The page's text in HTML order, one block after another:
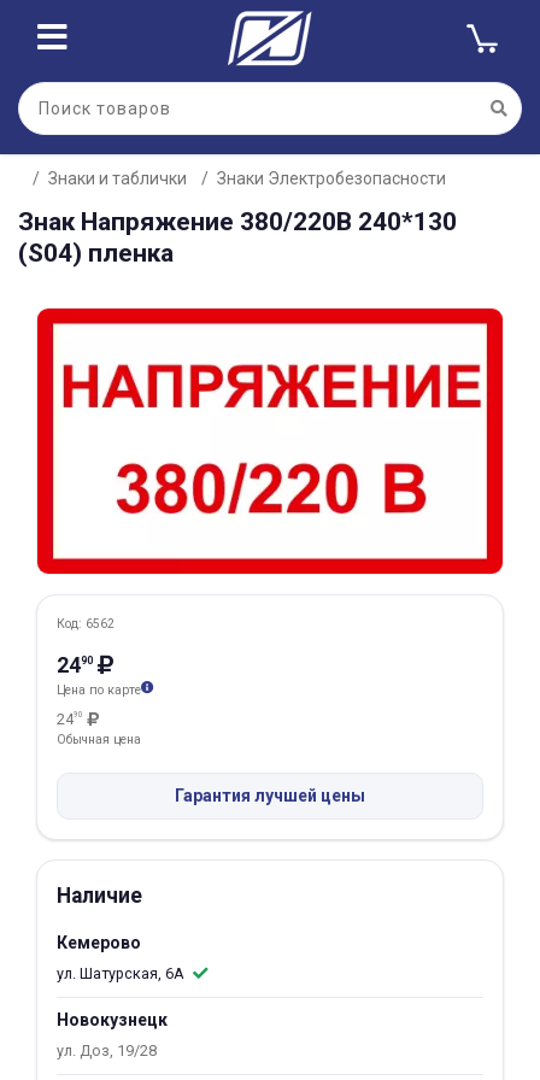
Знаки и таблички Знаки Электробезопасности
Знак Напряжение 380/220В 240*130
(S04) пленка
Код: 6562
2490
Цена по карте
2490
Обычная цена
Гарантия лучшей цены
Наличие
Кемерово
ул. Шатурская, 6А
Новокузнецк
ул. Доз, 19/28
Для клиентов всех банков
Разбейте
оплатуна части
без переплат
График платежей
Добавляйте товары
Оплачивайте сегодня только
25
Получайте товар
выбранный способом
Оставшиеся
по
Подробнее